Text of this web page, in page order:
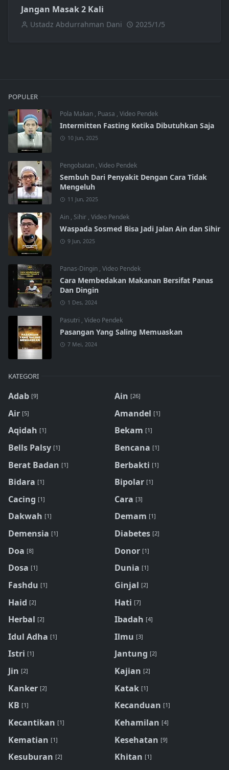
Jangan Masak 2 Kali
Ustadz Abdurrahman Dani 2025/1/5
POPULER
Pola Makan , Puasa , Video Pendek
Intermitten Fasting Ketika Dibutuhkan Saja
10 Jun, 2025
Pengobatan , Video Pendek
Sembuh Dari Penyakit Dengan Cara Tidak
Mengeluh
11 Jun, 2025
Ain , Sihir , Video Pendek
Waspada Sosmed Bisa Jadi Jalan Ain dan Sihir
9 Jun, 2025
Panas-Dingin , Video Pendek
Cara Membedakan Makanan Bersifat Panas
Dan Dingin
1 Des, 2024
Pasutri , Video Pendek
Pasangan Yang Saling Memuaskan
7 Mei, 2024
KATEGORI
Adab [9] Ain [26]
Air [5] Amandel [1]
Aqidah [1] Bekam [1]
Bells Palsy [1] Bencana [1]
Berat Badan [1] Berbakti [1]
Bidara [1] Bipolar [1]
Cacing [1] Cara [3]
Dakwah [1] Demam [1]
Demensia [1] Diabetes [2]
Doa [8] Donor [1]
Dosa [1] Dunia [1]
Fashdu [1] Ginjal [2]
Haid [2] Hati [7]
Herbal [2] Ibadah [4]
Idul Adha [1] Ilmu [3]
Istri [1] Jantung [2]
Jin [2] Kajian [2]
Kanker [2] Katak [1]
KB [1] Kecanduan [1]
Kecantikan [1] Kehamilan [4]
Kematian [1] Kesehatan [9]
Kesuburan [2] Khitan [1]